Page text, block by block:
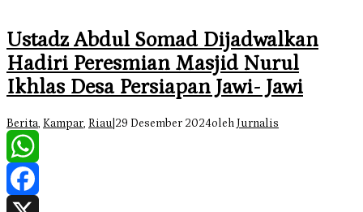
Ustadz Abdul Somad Dijadwalkan
Hadiri Peresmian Masjid Nurul
Ikhlas Desa Persiapan Jawi- Jawi
Berita, Kampar, Riau 29 Desember 2024oleh Jurnalis
WhatsApp